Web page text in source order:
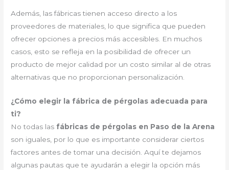
Además, las fábricas tienen acceso directo a los
proveedores de materiales, lo que significa que pueden
ofrecer opciones a precios más accesibles. En muchos
casos, esto se refleja en la posibilidad de ofrecer un
producto de mejor calidad por un costo similar al de otras
alternativas que no proporcionan personalización.
¿Cómo elegir la fábrica de pérgolas adecuada para
ti?
No todas las fábricas de pérgolas en Paso de la Arena
son iguales, por lo que es importante considerar ciertos
factores antes de tomar una decisión. Aquí te dejamos
algunas pautas que te ayudarán a elegir la opción más